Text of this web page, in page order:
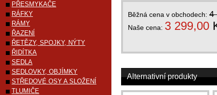
Běžná cena v obchodech: 4
Naše cena: 3 299,00
Alternativní produkty
PŘESMYKAČE
RÁFKY
RÁMY
ŘAZENÍ
ŘETĚZY, SPOJKY, NÝTY
ŘIDÍTKA
SEDLA
SEDLOVKY, OBJÍMKY
STŘEDOVÉ OSY A SLOŽENÍ
TLUMIČE